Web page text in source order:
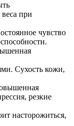
при
чувство
Сухость кожи,
резкие
насторожиться,